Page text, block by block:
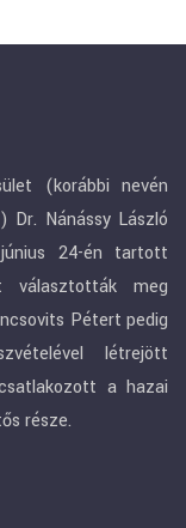
(korábbi nevén
Dr. Nánássy László
24-én tartott
választották meg
Pétert pedig
létrejött
a hazai
része.